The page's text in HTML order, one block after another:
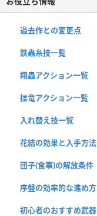
過去作との変更点
鉄蟲糸技一覧
翔蟲アクション一覧
操竜アクション一覧
入れ替え技一覧
花結の効果と入手方法
団子(食事)の解放条件
序盤の効率的な進め方
初心者のおすすめ武器